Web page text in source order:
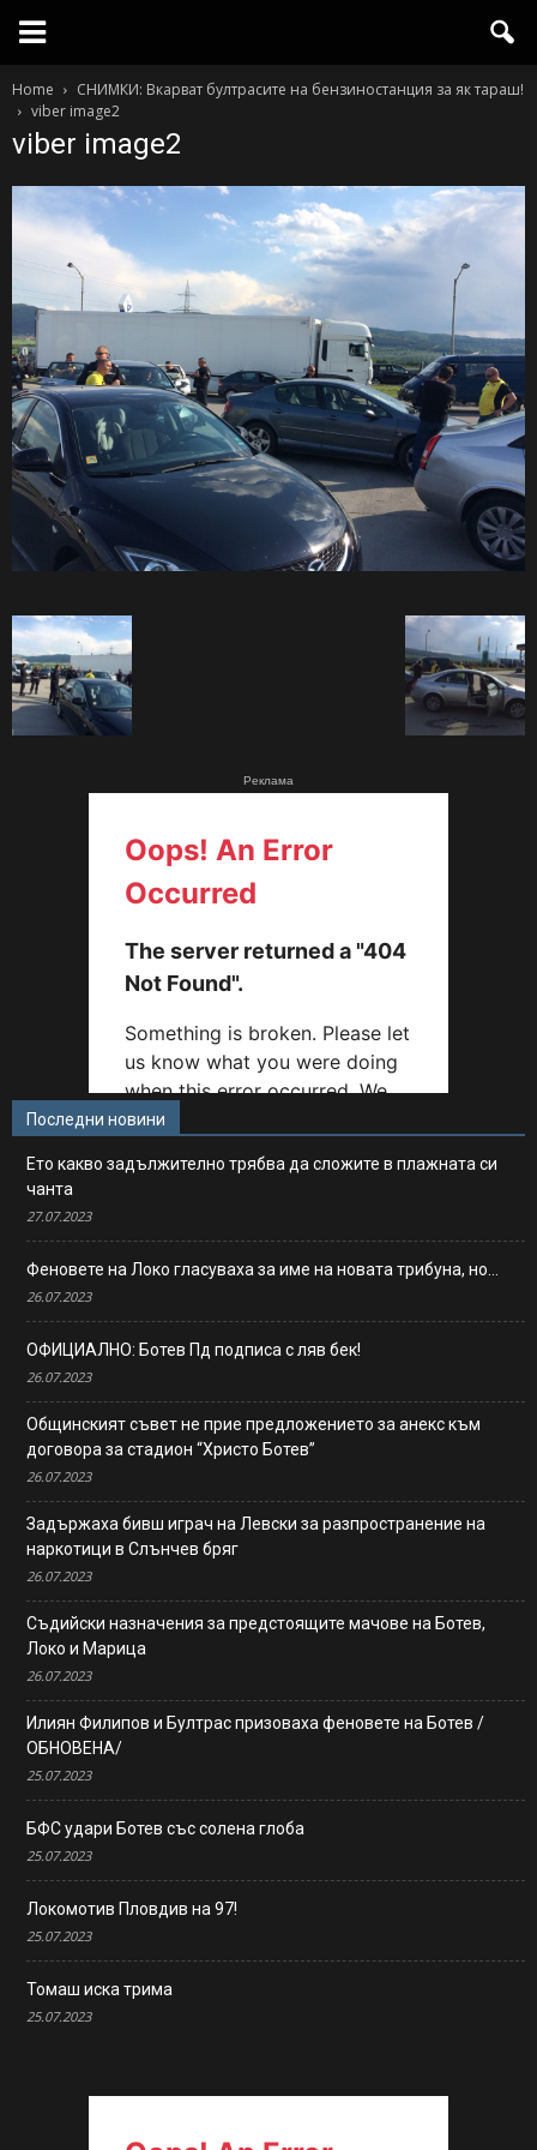
Home
СНИМКИ: Вкарват бултрасите на бензиностанция за як тараш!
viber image2
viber image2
Реклама
Последни новини
Ето какво задължително трябва да сложите в плажната си
чанта
27.07.2023
Феновете на Локо гласуваха за име на новата трибуна, но…
26.07.2023
ОФИЦИАЛНО: Ботев Пд подписа с ляв бек!
26.07.2023
Общинският съвет не прие предложението за анекс към
договора за стадион “Христо Ботев”
26.07.2023
Задържаха бивш играч на Левски за разпространение на
наркотици в Слънчев бряг
26.07.2023
Съдийски назначения за предстоящите мачове на Ботев,
Локо и Марица
26.07.2023
Илиян Филипов и Бултрас призоваха феновете на Ботев /
ОБНОВЕНА/
25.07.2023
БФС удари Ботев със солена глоба
25.07.2023
Локомотив Пловдив на 97!
25.07.2023
Томаш иска трима
25.07.2023